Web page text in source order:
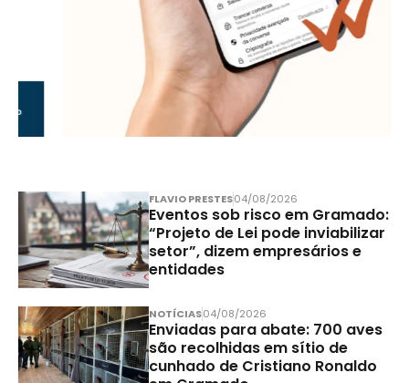
FLAVIO PRESTES04/08/2026
Eventos sob risco em Gramado:
“Projeto de Lei pode inviabilizar
setor”, dizem empresários e
entidades
NOTÍCIAS04/08/2026
Enviadas para abate: 700 aves
são recolhidas em sítio de
cunhado de Cristiano Ronaldo